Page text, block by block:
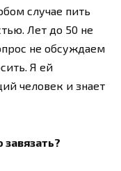
случае пить
Лет до 50 не
не обсуждаем
Я ей
человек и знает